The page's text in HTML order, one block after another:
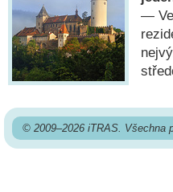
— Ve
© 2009–2026 iTRAS. Všechna